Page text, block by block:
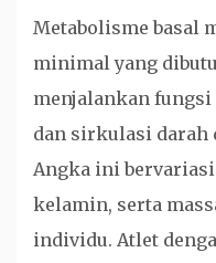
Metabolisme basal
minimal yang
menjalankan
dan sirkulasi
Angka ini
kelamin, serta
individu. Atlet